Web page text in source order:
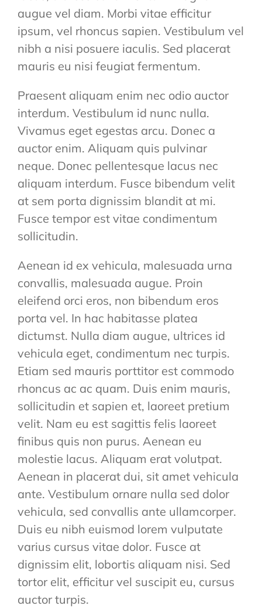
augue vel diam. Morbi vitae efficitur
ipsum, vel rhoncus sapien. Vestibulum vel
nibh a nisi posuere iaculis. Sed placerat
mauris eu nisi feugiat fermentum.
Praesent aliquam enim nec odio auctor
interdum. Vestibulum id nunc nulla.
Vivamus eget egestas arcu. Donec a
auctor enim. Aliquam quis pulvinar
neque. Donec pellentesque lacus nec
aliquam interdum. Fusce bibendum velit
at sem porta dignissim blandit at mi.
Fusce tempor est vitae condimentum
sollicitudin.
Aenean id ex vehicula, malesuada urna
convallis, malesuada augue. Proin
eleifend orci eros, non bibendum eros
porta vel. In hac habitasse platea
dictumst. Nulla diam augue, ultrices id
vehicula eget, condimentum nec turpis.
Etiam sed mauris porttitor est commodo
rhoncus ac ac quam. Duis enim mauris,
sollicitudin et sapien et, laoreet pretium
velit. Nam eu est sagittis felis laoreet
finibus quis non purus. Aenean eu
molestie lacus. Aliquam erat volutpat.
Aenean in placerat dui, sit amet vehicula
ante. Vestibulum ornare nulla sed dolor
vehicula, sed convallis ante ullamcorper.
Duis eu nibh euismod lorem vulputate
varius cursus vitae dolor. Fusce at
dignissim elit, lobortis aliquam nisi. Sed
tortor elit, efficitur vel suscipit eu, cursus
auctor turpis.